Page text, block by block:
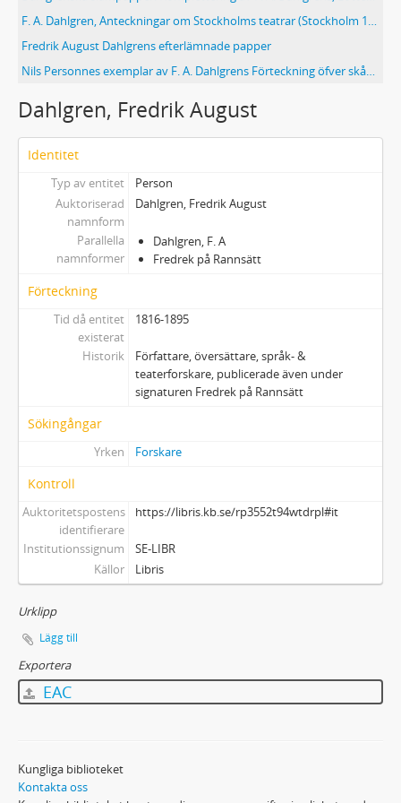
F. A. Dahlgren, Anteckningar om Stockholms teatrar (Stockholm 1866). Interfolierat exemplar med anteckningar i 2 volymer, som har tillhört Nils Personne, Oscar Wieselgren och Stig Torsslow. Edmond Rostand, Cyrano de Bergerac (Stockholm 1901). Scenbearbetning av Nils Personne. Exemplaret har tillhört Nils Personne, Erik Strandmark och Stig Torsslow
Fredrik August Dahlgrens efterlämnade papper
Nils Personnes exemplar av F. A. Dahlgrens Förteckning öfver skådespel uppförda på Stockholms teatrar 1737-1863 (Stockholm 1866). Interfolierat exemplar med anteckningar och inklistrade klipp
Dahlgren, Fredrik August
Identitet
Typ av entitet
Person
Auktoriserad
namnform
Dahlgren, Fredrik August
Parallella
namnformer
Dahlgren, F. A
Fredrek på Rannsätt
Förteckning
Tid då entitet
existerat
1816-1895
Historik
Författare, översättare, språk- &
teaterforskare, publicerade även under
signaturen Fredrek på Rannsätt
Sökingångar
Yrken Forskare
Kontroll
Auktoritetspostens
identifierare
https://libris.kb.se/rp3552t94wtdrpl#it
Institutionssignum
SE-LIBR
Källor
Libris
Urklipp
Lägg till
Exportera
EAC
Kungliga biblioteket
Kontakta oss